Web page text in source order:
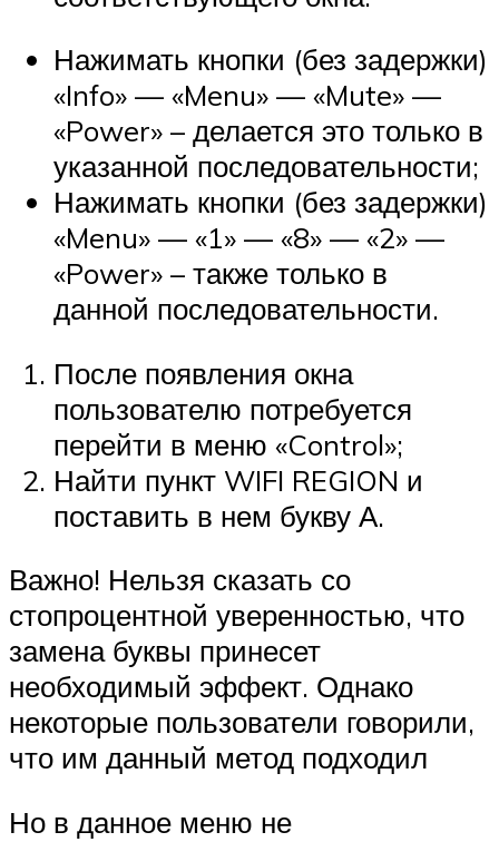
Нажимать кнопки (без задержки)
«Info» — «Menu» — «Mute» —
«Power» – делается это только в
указанной последовательности;
Нажимать кнопки (без задержки)
«Menu» — «1» — «8» — «2» —
«Power» – также только в
данной последовательности.
После появления окна
пользователю потребуется
перейти в меню «Control»;
Найти пункт WIFI REGION и
поставить в нем букву А.
Важно! Нельзя сказать со
стопроцентной уверенностью, что
замена буквы принесет
необходимый эффект. Однако
некоторые пользователи говорили,
что им данный метод подходил
Но в данное меню не